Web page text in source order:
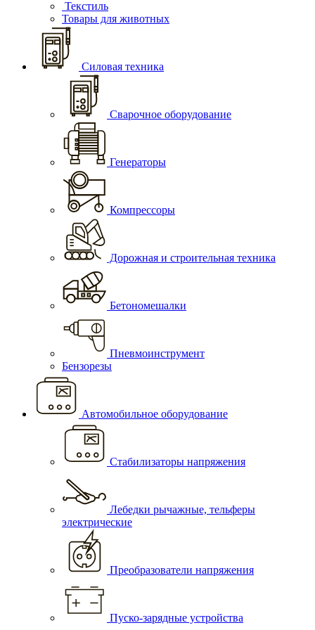
Текстиль
Товары для животных
Силовая техника
Сварочное оборудование
Генераторы
Компрессоры
Дорожная и строительная техника
Бетономешалки
Пневмоинструмент
Бензорезы
Автомобильное оборудование
Стабилизаторы напряжения
Лебедки рычажные, тельферы
электрические
Преобразователи напряжения
Пуско-зарядные устройства